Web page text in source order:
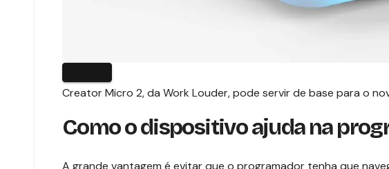
Creator Micro 2, da Work Louder, pode servir de base para o
Como o dispositivo ajuda na
A grande vantagem é evitar que o programador tenha que